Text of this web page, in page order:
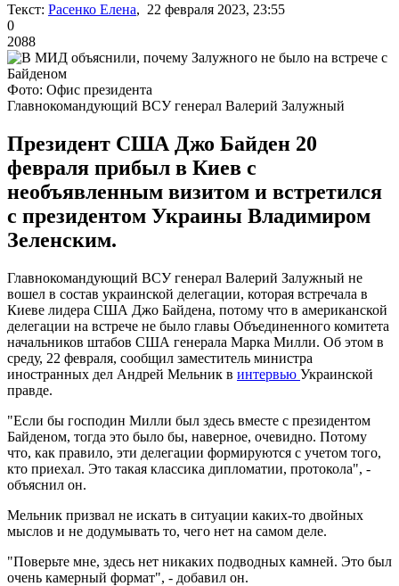
Текст: Расенко Елена, 22 февраля 2023, 23:55
0
2088
Фото: Офис президента
Главнокомандующий ВСУ генерал Валерий Залужный
Президент США Джо Байден 20
февраля прибыл в Киев с
необъявленным визитом и встретился
с президентом Украины Владимиром
Зеленским.
Главнокомандующий ВСУ генерал Валерий Залужный не
вошел в состав украинской делегации, которая встречала в
Киеве лидера США Джо Байдена, потому что в американской
делегации на встрече не было главы Объединенного комитета
начальников штабов США генерала Марка Милли. Об этом в
среду, 22 февраля, сообщил заместитель министра
иностранных дел Андрей Мельник в интервью Украинской
правде.
"Если бы господин Милли был здесь вместе с президентом
Байденом, тогда это было бы, наверное, очевидно. Потому
что, как правило, эти делегации формируются с учетом того,
кто приехал. Это такая классика дипломатии, протокола", -
объяснил он.
Мельник призвал не искать в ситуации каких-то двойных
мыслов и не додумывать то, чего нет на самом деле.
"Поверьте мне, здесь нет никаких подводных камней. Это был
очень камерный формат", - добавил он.